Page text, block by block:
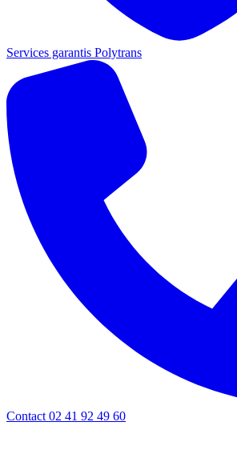
Services garantis Polytrans
Contact 02 41 92 49 60